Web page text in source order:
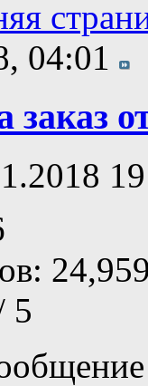
04:01
заказ
5